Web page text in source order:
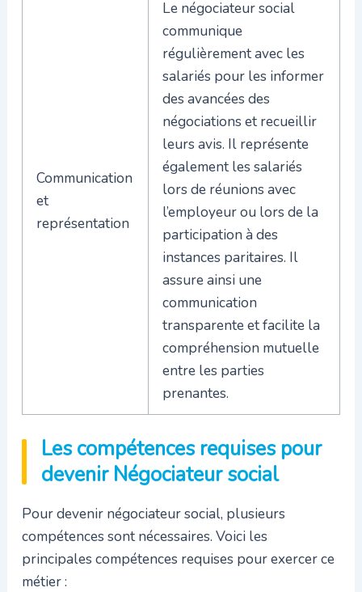
Communication
et
représentation
Le négociateur social
communique
régulièrement avec les
salariés pour les informer
des avancées des
négociations et recueillir
leurs avis. Il représente
également les salariés
lors de réunions avec
l’employeur ou lors de la
participation à des
instances paritaires. Il
assure ainsi une
communication
transparente et facilite la
compréhension mutuelle
entre les parties
prenantes.
Les compétences requises pour
devenir Négociateur social
Pour devenir négociateur social, plusieurs
compétences sont nécessaires. Voici les
principales compétences requises pour exercer ce
métier :